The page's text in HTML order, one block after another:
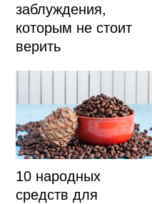
заблуждения,
которым не стоит
верить
10 народных
средств для